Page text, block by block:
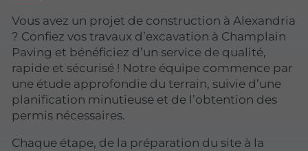
Vous avez un projet de construction à Alexandria
? Confiez vos travaux d’excavation à Champlain
Paving et bénéficiez d’un service de qualité,
rapide et sécurisé ! Notre équipe commence par
une étude approfondie du terrain, suivie d’une
planification minutieuse et de l’obtention des
permis nécessaires.
Chaque étape, de la préparation du site à la